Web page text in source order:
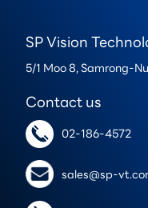
SP Vision
5/1 Moo 8, Samrong-
Contact us
02-186-4572
sales@sp-